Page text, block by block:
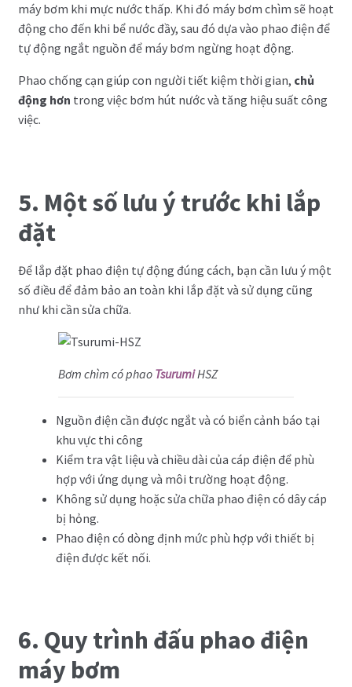
máy bơm khi mực nước thấp. Khi đó máy bơm chìm sẽ hoạt
động cho đến khi bể nước đầy, sau đó dựa vào phao điện để
tự động ngắt nguồn để máy bơm ngừng hoạt động.
Phao chống cạn giúp con người tiết kiệm thời gian, chủ
động hơn trong việc bơm hút nước và tăng hiệu suất công
việc.
5. Một số lưu ý trước khi lắp
đặt
Để lắp đặt phao điện tự động đúng cách, bạn cần lưu ý một
số điều để đảm bảo an toàn khi lắp đặt và sử dụng cũng
như khi cần sửa chữa.
Bơm chìm có phao TsurumiHSZ
Nguồn điện cần được ngắt và có biển cảnh báo tại
khu vực thi công
Kiểm tra vật liệu và chiều dài của cáp điện để phù
hợp với ứng dụng và môi trường hoạt động.
Không sử dụng hoặc sửa chữa phao điện có dây cáp
bị hỏng.
Phao điện có dòng định mức phù hợp với thiết bị
điện được kết nối.
6. Quy trình đấu phao điện
máy bơm